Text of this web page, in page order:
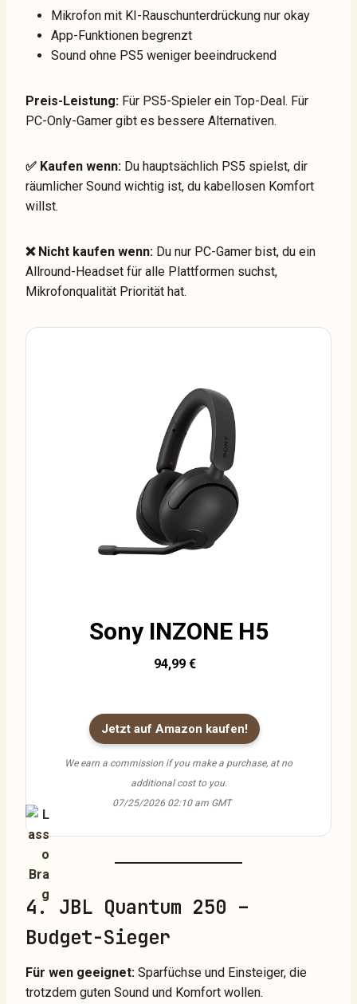
Mikrofon mit KI-Rauschunterdrückung nur okay
App-Funktionen begrenzt
Sound ohne PS5 weniger beeindruckend
Preis-Leistung: Für PS5-Spieler ein Top-Deal. Für
PC-Only-Gamer gibt es bessere Alternativen.
✅ Kaufen wenn: Du hauptsächlich PS5 spielst, dir
räumlicher Sound wichtig ist, du kabellosen Komfort
willst.
❌ Nicht kaufen wenn: Du nur PC-Gamer bist, du ein
Allround-Headset für alle Plattformen suchst,
Mikrofonqualität Priorität hat.
Sony INZONE H5
94,99 €
Jetzt auf Amazon kaufen!
We earn a commission if you make a purchase, at no
additional cost to you.
07/25/2026 02:10 am GMT
4. JBL Quantum 250 –
Budget-Sieger
Für wen geeignet: Sparfüchse und Einsteiger, die
trotzdem guten Sound und Komfort wollen.